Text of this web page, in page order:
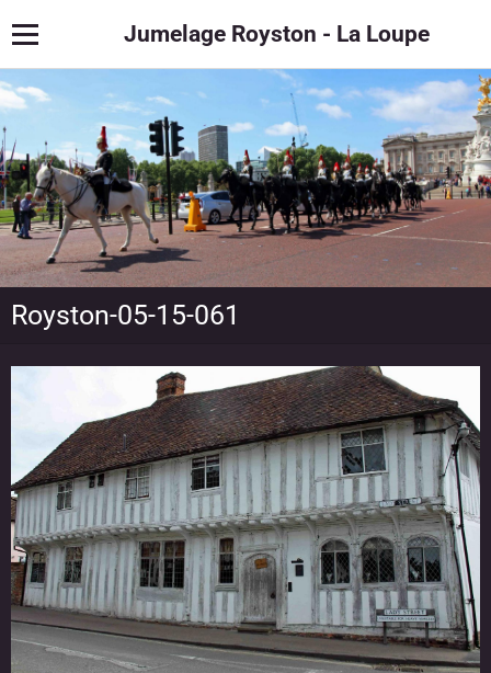
Jumelage Royston - La Loupe
Royston-05-15-061